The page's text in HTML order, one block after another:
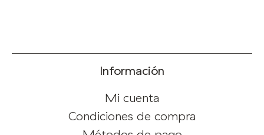
Información
Mi cuenta
Condiciones de compra